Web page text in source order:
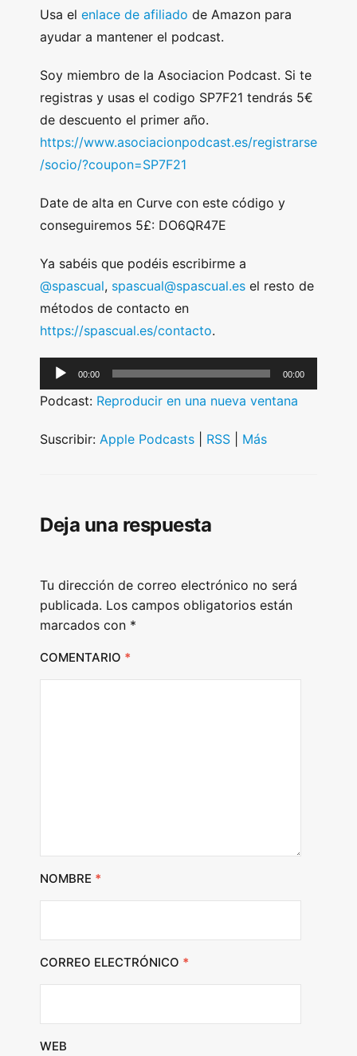
Usa el enlace de afiliado de Amazon para
ayudar a mantener el podcast.
Soy miembro de la Asociacion Podcast. Si te
registras y usas el codigo SP7F21 tendrás 5€
de descuento el primer año.
https://www.asociacionpodcast.es/registrarse
/socio/?coupon=SP7F21
Date de alta en Curve con este código y
conseguiremos 5£: DO6QR47E
Ya sabéis que podéis escribirme a
@spascual, spascual@spascual.es el resto de
métodos de contacto en
https://spascual.es/contacto.
u
i
a
r
00:00 00:00
Podcast: Reproducir en una nueva ventana
Suscribir: Apple Podcasts RSS Más
Deja una respuesta
Tu dirección de correo electrónico no será
publicada. Los campos obligatorios están
marcados con *
COMENTARIO *
NOMBRE *
CORREO ELECTRÓNICO *
WEB